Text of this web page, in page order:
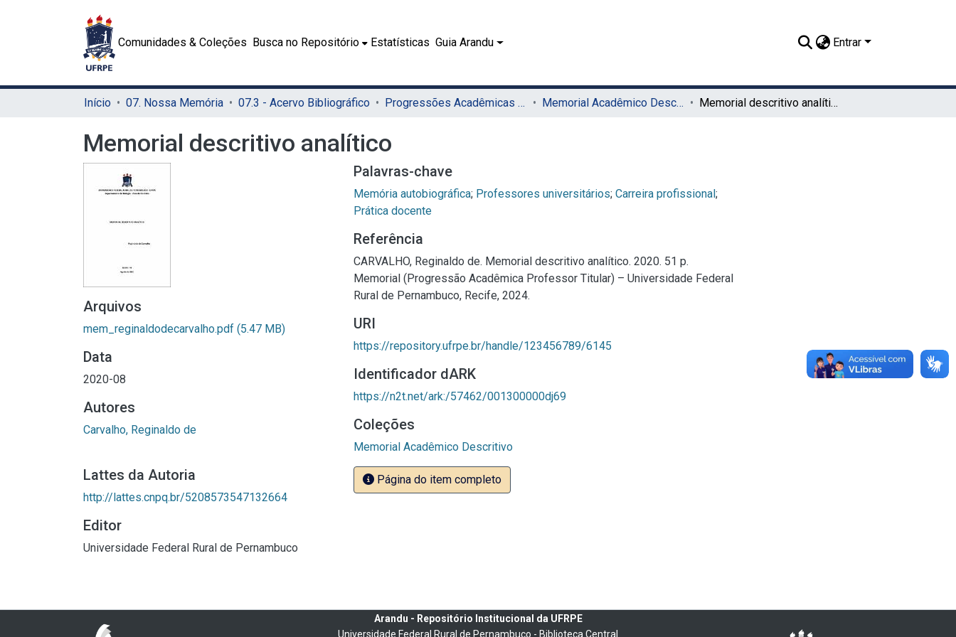
Comunidades & Coleções Busca no Repositório Estatísticas Guia Arandu Entrar
Início 07. Nossa Memória 07.3 - Acervo Bibliográfico Progressões Acadêmicas para Professor Titular Memorial Acadêmico Descritivo Memorial descritivo analítico
Memorial descritivo analítico
Arquivos
mem_reginaldodecarvalho.pdf (5.47 MB)
Data
2020-08
Autores
Carvalho, Reginaldo de
Lattes da Autoria
http://lattes.cnpq.br/5208573547132664
Editor
Universidade Federal Rural de Pernambuco
Palavras-chave
Memória autobiográfica; Professores universitários; Carreira profissional;
Prática docente
Referência
CARVALHO, Reginaldo de. Memorial descritivo analítico. 2020. 51 p.
Memorial (Progressão Acadêmica Professor Titular) – Universidade Federal
Rural de Pernambuco, Recife, 2024.
URI
https://repository.ufrpe.br/handle/123456789/6145
Identificador dARK
https://n2t.net/ark:/57462/001300000dj69
Coleções
Memorial Acadêmico Descritivo
Página do item completo
Arandu - Repositório Institucional da UFRPE
Universidade Federal Rural de Pernambuco - Biblioteca Central